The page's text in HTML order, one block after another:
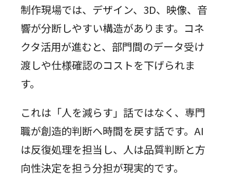
制作現場では、デザイン、3D、映像、音
響が分断しやすい構造があります。コネ
クタ活用が進むと、部門間のデータ受け
渡しや仕様確認のコストを下げられま
す。
これは「人を減らす」話ではなく、専門
職が創造的判断へ時間を戻す話です。AI
は反復処理を担当し、人は品質判断と方
向性決定を担う分担が現実的です。